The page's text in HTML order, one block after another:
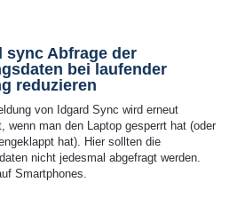
sync Abfrage der
bei laufender
reduzieren
von Idgard Sync wird erneut
wenn man den Laptop gesperrt hat (oder
hat). Hier sollten die
nicht jedesmal abgefragt werden.
Smartphones.